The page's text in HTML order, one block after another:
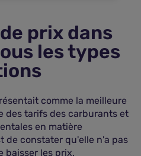
prix dans
les types
comme la meilleure
des tarifs des carburants et
en matière
de constater qu'elle n'a pas
baisser les prix.